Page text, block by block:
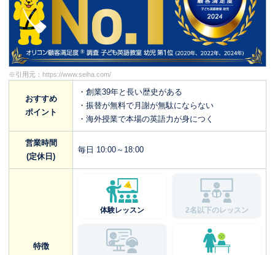
※引用元： https://www.seiha.com/
おすすめ
ポイント
・創業39年と長い歴史がある
・振替が無料で月謝が無駄にならない
・海外授業で本場の英語力が身につく
営業時間
(定休日)
毎日 10:00～18:00
特徴
体験レッスン 2名以下のレッスン